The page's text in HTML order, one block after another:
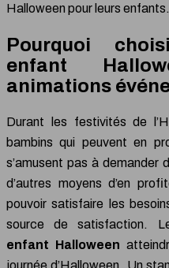
Halloween pour leurs enfants.
Pourquoi
enfant
animations
Durant les festivités de
bambins qui peuvent en
s’amusent pas à demander
d’autres moyens d’en
pouvoir satisfaire les
source de satisfaction.
enfant Halloween
journée d’Halloween. Un